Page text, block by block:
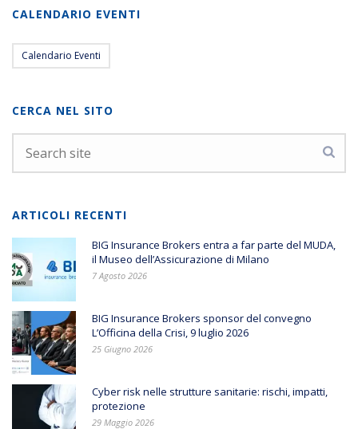
CALENDARIO EVENTI
Calendario Eventi
CERCA NEL SITO
ARTICOLI RECENTI
BIG Insurance Brokers entra a far parte del MUDA,
il Museo dell’Assicurazione di Milano
7 Agosto 2026
BIG Insurance Brokers sponsor del convegno
L’Officina della Crisi, 9 luglio 2026
25 Giugno 2026
Cyber risk nelle strutture sanitarie: rischi, impatti,
protezione
29 Maggio 2026